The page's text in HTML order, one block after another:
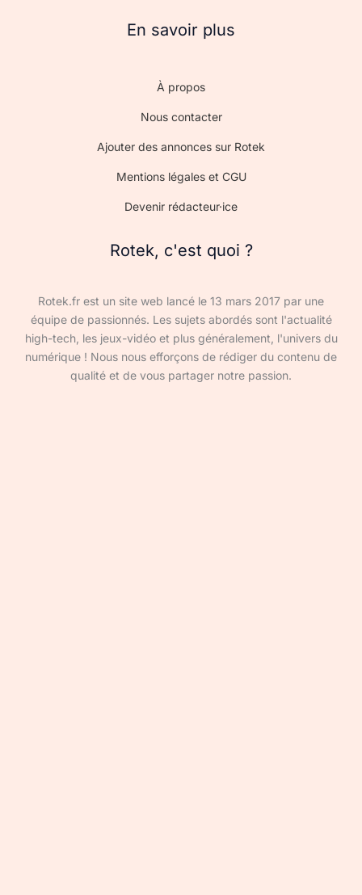
En savoir plus
À propos
Nous contacter
Ajouter des annonces sur Rotek
Mentions légales et CGU
Devenir rédacteur·ice
Rotek, c'est quoi ?
Rotek.fr est un site web lancé le 13 mars 2017 par une
équipe de passionnés. Les sujets abordés sont l'actualité
high-tech, les jeux-vidéo et plus généralement, l'univers du
numérique ! Nous nous efforçons de rédiger du contenu de
qualité et de vous partager notre passion.